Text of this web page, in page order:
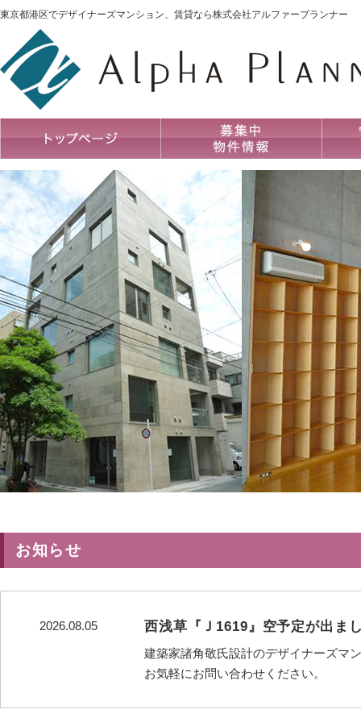
東京都港区でデザイナーズマンション、賃貸なら株式会社アルファープランナー
お知らせ
2026.08.05 西浅草『Ｊ1619』空予定が出ま
建築家諸角敬氏設計のデザイナーズマ
お気軽にお問い合わせください。